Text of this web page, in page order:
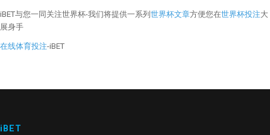
iBET与您一同关注世界杯-我们将提供一系列世界杯文章方便您在世界杯投注大
展身手
在线体育投注-iBET
iBET